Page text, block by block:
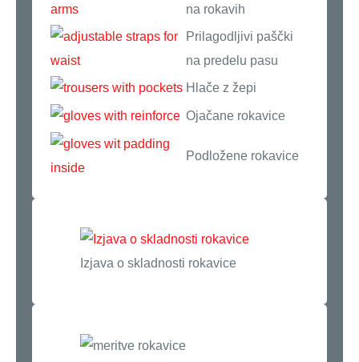
na rokavih
Prilagodljivi paščki
na predelu pasu
Hlače z žepi
Ojačane rokavice
Podložene rokavice
Izjava o skladnosti rokavice